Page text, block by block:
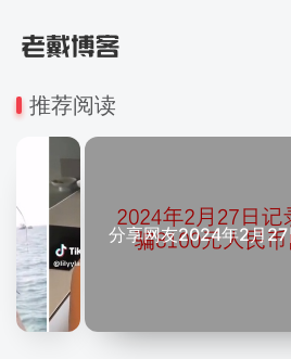
推荐阅读